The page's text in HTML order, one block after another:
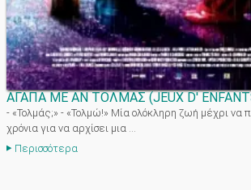
ΑΓΑΠΑ ΜΕ ΑΝ ΤΟΛΜΑΣ(JEUX D'
- «Τολμάς;» - «Τολμώ!» Μία ολόκληρη ζωή μέχρι να
χρόνια για να αρχίσει μια ...
Περισσότερα